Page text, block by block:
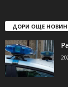
ДОРИ ОЩЕ